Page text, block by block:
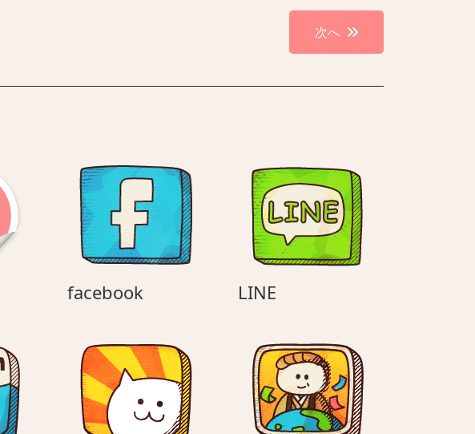
次へ
facebookfacebook LINE